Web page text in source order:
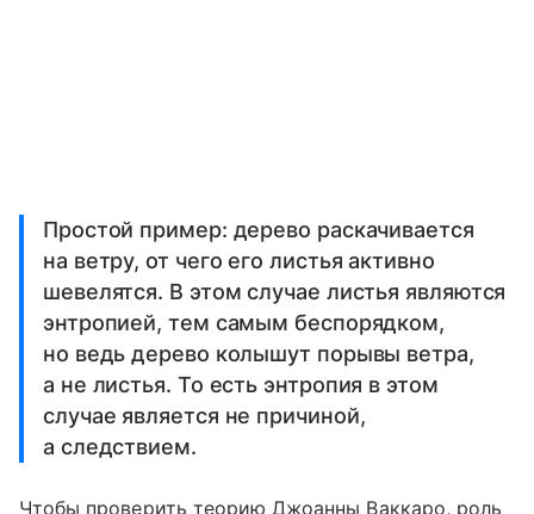
Простой пример: дерево раскачивается
на ветру, от чего его листья активно
шевелятся. В этом случае листья являются
энтропией, тем самым беспорядком,
но ведь дерево колышут порывы ветра,
а не листья. То есть энтропия в этом
случае является не причиной,
а следствием.
Чтобы проверить теорию Джоанны Ваккаро, роль